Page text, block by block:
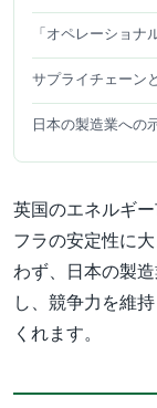
「オペレーショナ
サプライチェーン
日本の製造業への
英国のエネルギ
フラの安定性に
わず、日本の製
し、競争力を維
くれます。